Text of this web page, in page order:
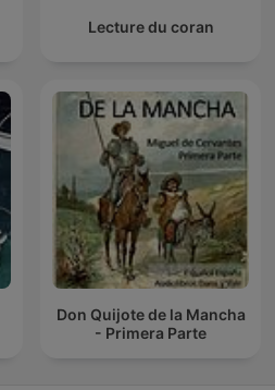
Lecture du coran
Don Quijote de la Mancha
- Primera Parte